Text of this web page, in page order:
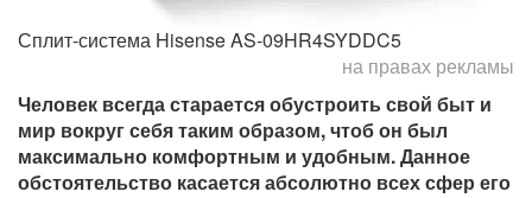
Сплит-система Hisense AS-09HR4SYDDC5
на правах рекламы
Человек всегда старается обустроить свой быт и
мир вокруг себя таким образом, чтоб он был
максимально комфортным и удобным. Данное
обстоятельство касается абсолютно всех сфер его